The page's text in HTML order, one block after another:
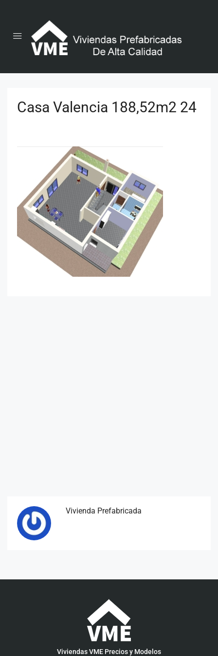
Casa Valencia 188,52m2 24
Vivienda Prefabricada
Viviendas VME Precios y Modelos